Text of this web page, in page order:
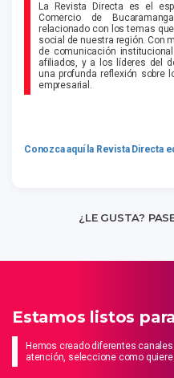
La Revista Directa es el
Comercio de
relacionado con los temas
social de nuestra región. Con
de comunicación
afiliados, y a los líderes del
una profunda reflexión sobre
empresarial.
Conozca aquí la Revista Directa
¿LE GUSTA?
Estamos listos
Hemos creado diferentes
atención, seleccione como